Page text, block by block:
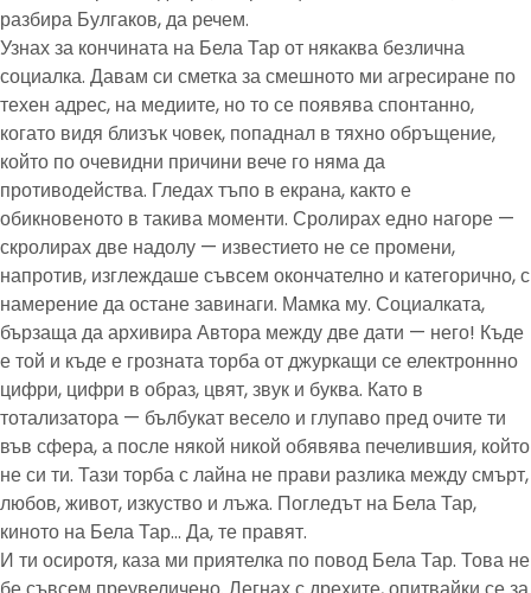
разбира Булгаков, да речем.
Узнах за кончината на Бела Тар от някаква безлична
социалка. Давам си сметка за смешното ми агресиране по
техен адрес, на медиите, но то се появява спонтанно,
когато видя близък човек, попаднал в тяхно обръщение,
който по очевидни причини вече го няма да
противодейства. Гледах тъпо в екрана, както е
обикновеното в такива моменти. Сролирах едно нагоре —
скролирах две надолу — известието не се промени,
напротив, изглеждаше съвсем окончателно и категорично, с
намерение да остане завинаги. Мамка му. Социалката,
бързаща да архивира Автора между две дати — него! Къде
е той и къде е грозната торба от джуркащи се електроннно
цифри, цифри в образ, цвят, звук и буква. Като в
тотализатора — бълбукат весело и глупаво пред очите ти
във сфера, а после някой никой обявява печелившия, който
не си ти. Тази торба с лайна не прави разлика между смърт,
любов, живот, изкуство и лъжа. Погледът на Бела Тар,
киното на Бела Тар… Да, те правят.
И ти осиротя, каза ми приятелка по повод Бела Тар. Това не